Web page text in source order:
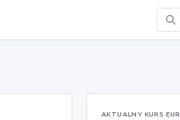
AKTUALNY KURS EUR